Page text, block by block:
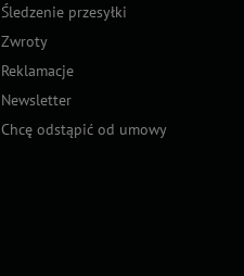
Śledzenie przesyłki
Zwroty
Reklamacje
Newsletter
Chcę odstąpić od umowy